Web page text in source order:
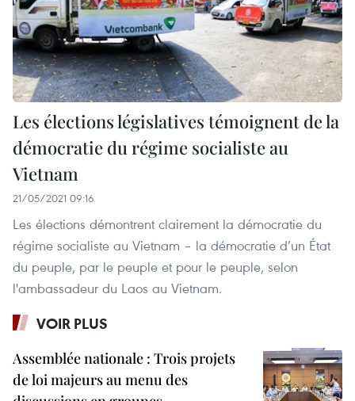
Les élections législatives témoignent de la
démocratie du régime socialiste au
Vietnam
21/05/2021 09:16
Les élections démontrent clairement la démocratie du
régime socialiste au Vietnam – la démocratie d’un État
du peuple, par le peuple et pour le peuple, selon
l'ambassadeur du Laos au Vietnam.
VOIR PLUS
Assemblée nationale : Trois projets
de loi majeurs au menu des